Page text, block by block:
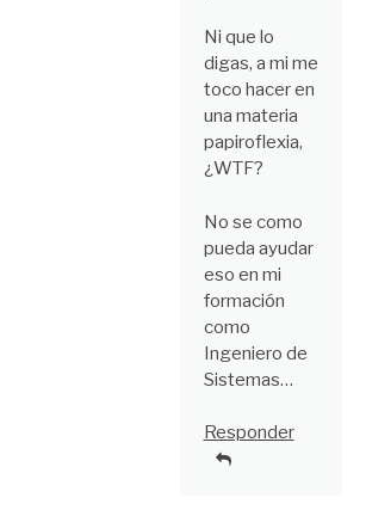
Ni que lo
digas, a mi me
toco hacer en
una materia
papiroflexia,
¿WTF?
No se como
pueda ayudar
eso en mi
formación
como
Ingeniero de
Sistemas…
Responder